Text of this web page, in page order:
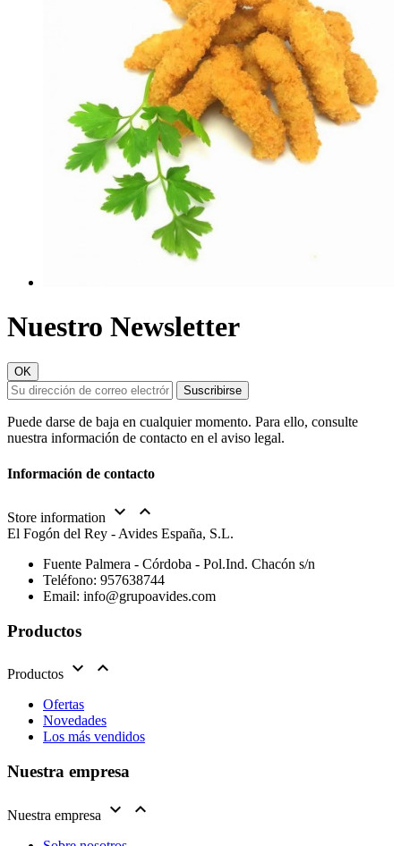
Nuestro Newsletter
Puede darse de baja en cualquier momento. Para ello, consulte
nuestra información de contacto en el aviso legal.
Información de contacto
Store information  
El Fogón del Rey - Avides España, S.L.
Fuente Palmera - Córdoba - Pol.Ind. Chacón s/n
Teléfono: 957638744
Email: info@grupoavides.com
Productos
Productos  
Ofertas
Novedades
Los más vendidos
Nuestra empresa
Nuestra empresa  